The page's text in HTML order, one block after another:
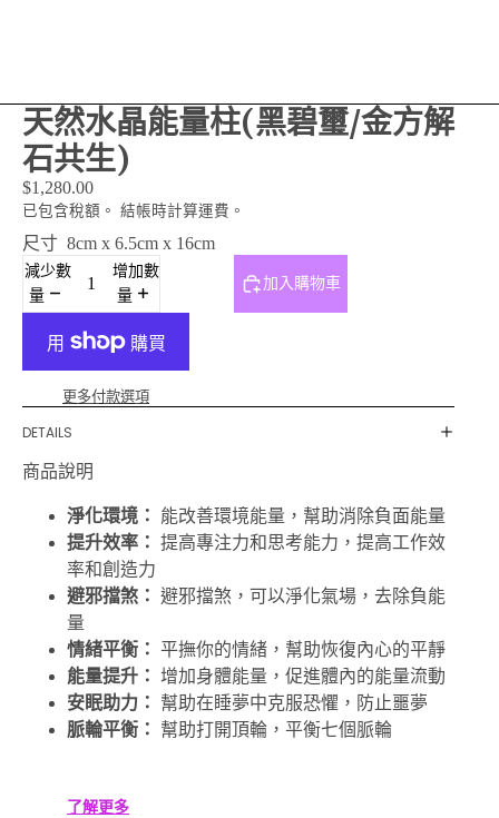
天然水晶能量柱(黑碧璽/金方解
石共生)
$1,280.00
已包含稅額。 結帳時計算運費。
尺寸 8cm x 6.5cm x 16cm
減少數
量
增加數
量
加入購物車
更多付款選項
DETAILS
商品說明
淨化環境：
能改善環境能量，幫助消除負面能量
提升效率： 提高專注力和思考能力，提高工作效
率和創造力
避邪擋煞： 避邪擋煞，可以淨化氣場，去除負能
量
情緒平衡： 平撫你的情緒，幫助恢復內心的平靜
能量提升： 增加身體能量，促進體內的能量流動
安眠助力：
幫助在睡夢中克服恐懼，防止噩夢
脈輪平衡：
幫助打開頂輪，平衡七個脈輪
了解更多